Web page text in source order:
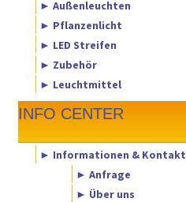
► Außenleuchten
► Pflanzenlicht
► LED Streifen
► Zubehör
► Leuchtmittel
INFO CENTER
► Informationen & Kontakt
► Anfrage
► Über uns